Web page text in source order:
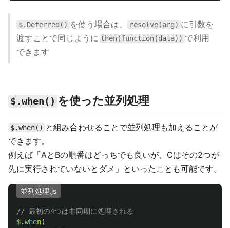
$.Deferred() を使う場合は、 resolve(arg) に引数を
渡すことで同じように then(function(data)) で利用
できます
$.when() を使った並列処理
$.when() と組み合わせることで並列処理も加えることが
できます。
例えば「AとBの順番はどっちでも良いが、Cはその2つが
先に実行されていないとダメ」といったことも可能です。
並列処理.js
// 最初の4つは非同期に処理される
$.when(